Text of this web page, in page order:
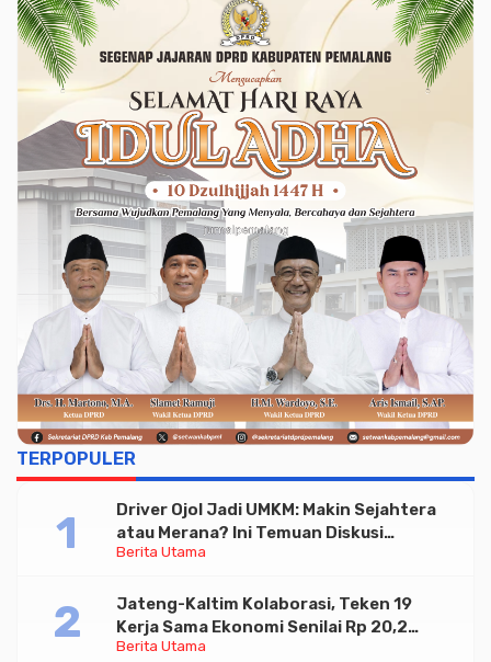
TERPOPULER
Berita Utama
Driver Ojol Jadi UMKM: Makin Sejahtera
atau Merana? Ini Temuan Diskusi
Paramadina
Berita Utama
Jateng-Kaltim Kolaborasi, Teken 19
Kerja Sama Ekonomi Senilai Rp 20,2
Triliun